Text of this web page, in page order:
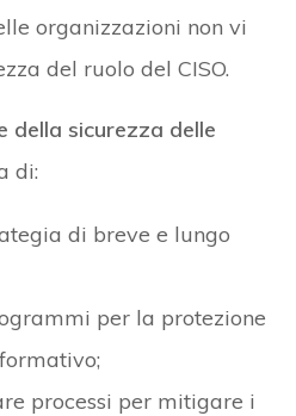
organizzazioni non vi
del ruolo del CISO.
della sicurezza delle
di:
di breve e lungo
per la protezione
processi per mitigare i